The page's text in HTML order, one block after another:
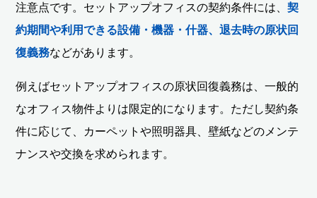
注意点です。セットアップオフィスの契約条件には、契
約期間や利用できる設備・機器・什器、退去時の原状回
復義務などがあります。
例えばセットアップオフィスの原状回復義務は、一般的
なオフィス物件よりは限定的になります。ただし契約条
件に応じて、カーペットや照明器具、壁紙などのメンテ
ナンスや交換を求められます。